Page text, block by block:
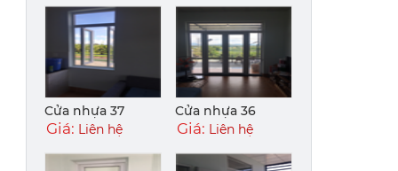
Cửa nhựa 37
Giá: Liên hệ
Cửa nhựa 36
Giá: Liên hệ